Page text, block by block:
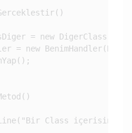
= new DigerClass();
= new
Class içerisinde